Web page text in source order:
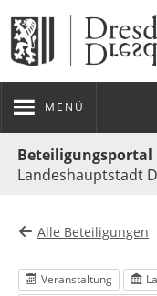
MENÜ
Beteiligungsportal
Landeshauptstadt
Alle Beteiligungen
Veranstaltung